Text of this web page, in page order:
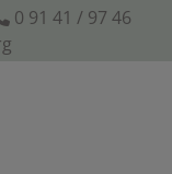
0 91 41 / 97 46